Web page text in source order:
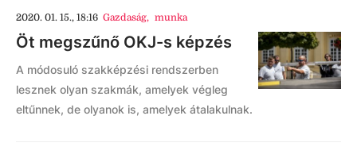
2020. 01. 15., 18:16 Gazdaság, munka
Öt megszűnő OKJ-s képzés
A módosuló szakképzési rendszerben
lesznek olyan szakmák, amelyek végleg
eltűnnek, de olyanok is, amelyek átalakulnak.